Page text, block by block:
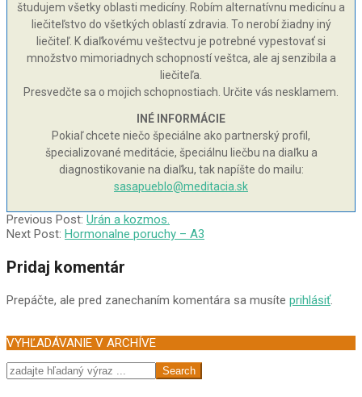
študujem všetky oblasti medicíny. Robím alternatívnu medicínu a
liečiteľstvo do všetkých oblastí zdravia. To nerobí žiadny iný
liečiteľ. K diaľkovému veštectvu je potrebné vypestovať si
množstvo mimoriadnych schopností veštca, ale aj senzibila a
liečiteľa.
Presvedčte sa o mojich schopnostiach. Určite vás nesklamem.
INÉ INFORMÁCIE
Pokiaľ chcete niečo špeciálne ako partnerský profil,
špecializované meditácie, špeciálnu liečbu na diaľku a
diagnostikovanie na diaľku, tak napíšte do mailu:
sasapueblo@meditacia.sk
2004-
01-
Previous Post: Urán a kozmos.
Next Post: Hormonalne poruchy – A3
Pridaj komentár
Prepáčte, ale pred zanechaním komentára sa musíte prihlásiť.
VYHĽADÁVANIE V ARCHÍVE
Search